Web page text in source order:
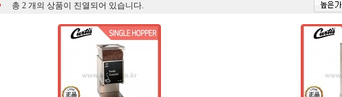
총 2 개의 상품이 진열되어 있습니다.